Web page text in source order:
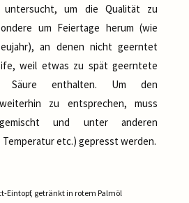
untersucht, um die Qualität zu
um Feiertage herum (wie
an denen nicht geerntet
weil etwas zu spät geerntete
enthalten. Um den
zu entsprechen, muss
und unter anderen
etc.) gepresst werden.
Eintopf, getränkt in rotem Palmöl